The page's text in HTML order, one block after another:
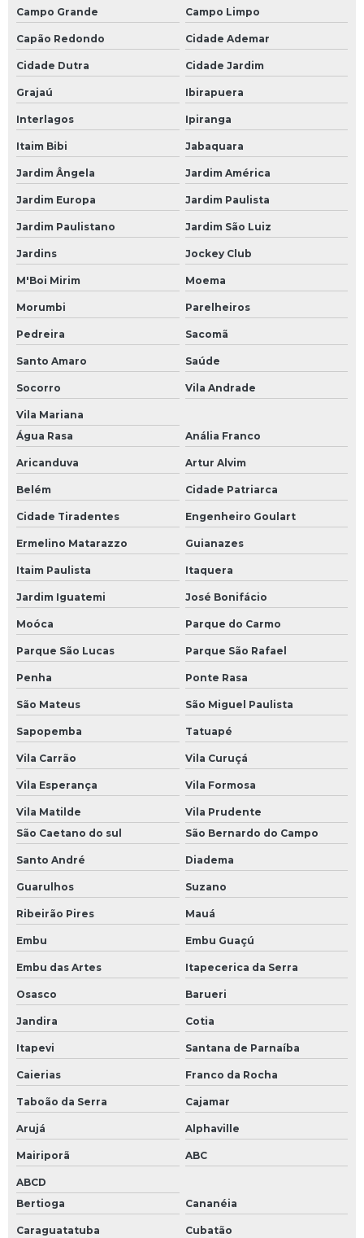
Campo Grande Campo Limpo
Capão Redondo Cidade Ademar
Cidade Dutra Cidade Jardim
Grajaú Ibirapuera
Interlagos Ipiranga
Itaim Bibi Jabaquara
Jardim Ângela Jardim América
Jardim Europa Jardim Paulista
Jardim Paulistano Jardim São Luiz
Jardins Jockey Club
M'Boi Mirim Moema
Morumbi Parelheiros
Pedreira Sacomã
Santo Amaro Saúde
Socorro Vila Andrade
Vila Mariana
Água Rasa
Anália Franco
Aricanduva Artur Alvim
Belém Cidade Patriarca
Cidade Tiradentes Engenheiro Goulart
Ermelino Matarazzo Guianazes
Itaim Paulista Itaquera
Jardim Iguatemi José Bonifácio
Moóca Parque do Carmo
Parque São Lucas Parque São Rafael
Penha Ponte Rasa
São Mateus São Miguel Paulista
Sapopemba Tatuapé
Vila Carrão Vila Curuçá
Vila Esperança Vila Formosa
Vila Matilde
Vila Prudente
São Caetano do sul
São Bernardo do Campo
Santo André Diadema
Guarulhos Suzano
Ribeirão Pires Mauá
Embu Embu Guaçú
Embu das Artes Itapecerica da Serra
Osasco Barueri
Jandira Cotia
Itapevi Santana de Parnaíba
Caierias Franco da Rocha
Taboão da Serra Cajamar
Arujá Alphaville
Mairiporã ABC
ABCD
Bertioga
Cananéia
Caraguatatuba Cubatão